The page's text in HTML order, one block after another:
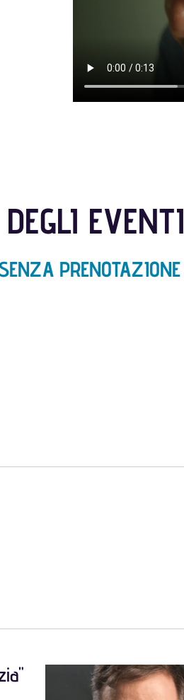
EVENTI
PRENOTAZIONE